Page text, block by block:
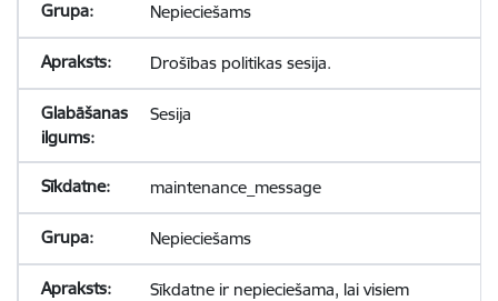
Nepieciešams
Drošības politikas sesija.
Sesija
maintenance_message
Nepieciešams
Sīkdatne ir nepieciešama, lai visiem